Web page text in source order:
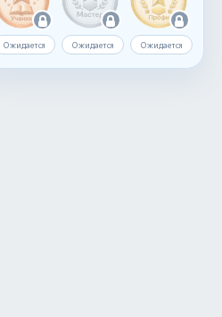
Ожидается Ожидается Ожидается